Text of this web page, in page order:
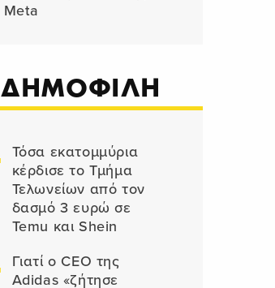
Meta
ΔΗΜΟΦΙΛΗ
Τόσα εκατομμύρια
κέρδισε το Τμήμα
Τελωνείων από τον
δασμό 3 ευρώ σε
Temu και Shein
Γιατί ο CEO της
Adidas «ζήτησε